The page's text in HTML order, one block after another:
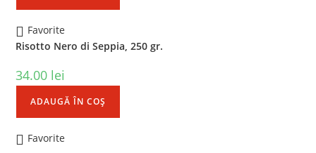
Favorite
Risotto Nero di Seppia, 250 gr.
34.00 lei
ADAUGĂ ÎN COȘ
Favorite